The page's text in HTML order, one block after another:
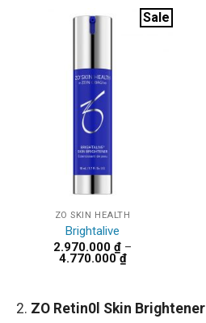
Sale
ZO SKIN HEALTH
Brightalive
2.970.000 ₫ –
4.770.000₫Khoảng
giá:
đến
4.770.000 ₫
ZO Retin0l Skin Brightener